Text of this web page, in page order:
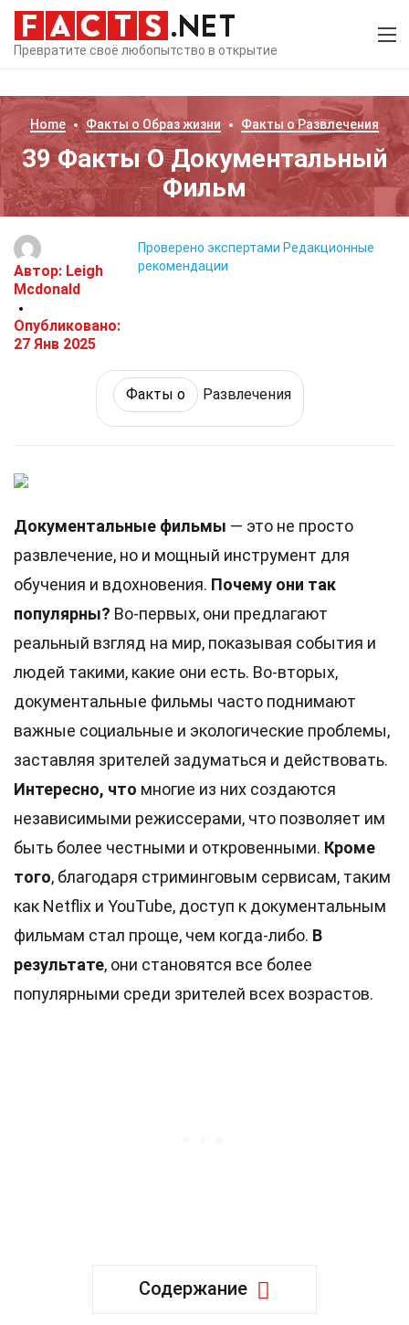
Превратите своё любопытство в открытие
Home Факты о Образ жизни Факты оРазвлечения
39 Факты О Документальный
Фильм
Автор: Leigh
Mcdonald
Опубликовано:
27 Янв 2025
Проверено экспертами Редакционные
рекомендации
Факты о Развлечения
Документальные фильмы — это не просто
развлечение, но и мощный инструмент для
обучения и вдохновения. Почему они так
популярны? Во-первых, они предлагают
реальный взгляд на мир, показывая события и
людей такими, какие они есть. Во-вторых,
документальные фильмы часто поднимают
важные социальные и экологические проблемы,
заставляя зрителей задуматься и действовать.
Интересно, что многие из них создаются
независимыми режиссерами, что позволяет им
быть более честными и откровенными. Кроме
того, благодаря стриминговым сервисам, таким
как Netflix и YouTube, доступ к документальным
фильмам стал проще, чем когда-либо. В
результате, они становятся все более
популярными среди зрителей всех возрастов.
Содержание